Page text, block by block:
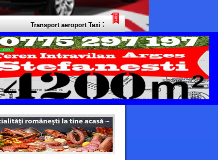
Transport aeroport Taxi 7 Continente - Transport Privat